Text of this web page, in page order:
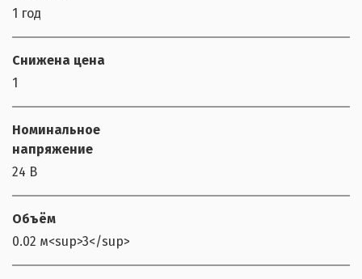
1 год
Снижена цена
1
Номинальное
напряжение
24 В
Объём
0.02 м<sup>3</sup>